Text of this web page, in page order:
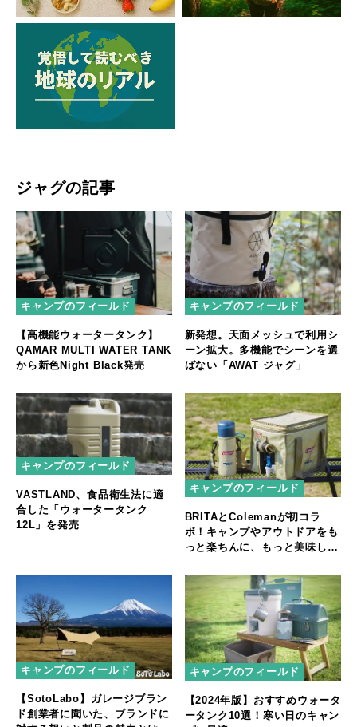
ジャグの記事
キャンプのフィールド
【高機能ウォータータンク】
QAMAR MULTI WATER TANK
から新色Night Black発売
キャンプのフィールド
新発想。天面メッシュで利用シ
ーン拡大。多機能でシーンを選
ばない「AWAT ジャグ」
キャンプのフィールド
VASTLAND、食品衛生法に適
合した「ウォータータンク
12L」を発売
キャンプのフィールド
BRITAとColemanが初コラ
ボ！キャンプやアウトドアをも
っと楽ちんに、もっと美味しく
カバーと本体セットを新発売
キャンプのフィールド
【SotoLabo】ガレージブラン
ド創業者に聞いた、ブランドに
キャンプのフィールド
【2024年版】おすすめウォータ
ータンク10選！寒い日のキャン